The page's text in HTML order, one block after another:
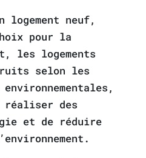
logement neuf,
pour la
les logements
selon les
réaliser des
et de réduire